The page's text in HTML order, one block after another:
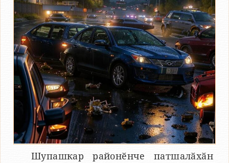
Шупашкар районӗнче патшалӑхӑн